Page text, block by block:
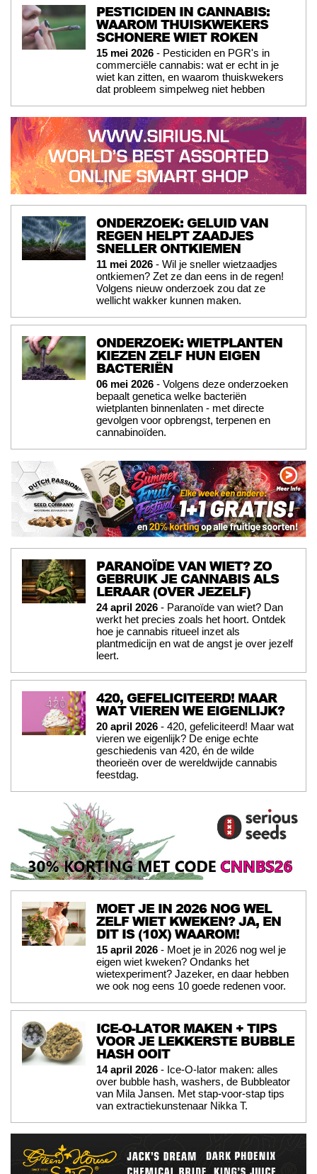
PESTICIDEN IN CANNABIS:
WAAROM THUISKWEKERS
SCHONERE WIET ROKEN
15 mei 2026 - Pesticiden en PGR's in
commerciële cannabis: wat er echt in je
wiet kan zitten, en waarom thuiskwekers
dat probleem simpelweg niet hebben
ONDERZOEK: GELUID VAN
REGEN HELPT ZAADJES
SNELLER ONTKIEMEN
11 mei 2026 - Wil je sneller wietzaadjes
ontkiemen? Zet ze dan eens in de regen!
Volgens nieuw onderzoek zou dat ze
wellicht wakker kunnen maken.
ONDERZOEK: WIETPLANTEN
KIEZEN ZELF HUN EIGEN
BACTERIËN
06 mei 2026 - Volgens deze onderzoeken
bepaalt genetica welke bacteriën
wietplanten binnenlaten - met directe
gevolgen voor opbrengst, terpenen en
cannabinoïden.
PARANOÏDE VAN WIET? ZO
GEBRUIK JE CANNABIS ALS
LERAAR (OVER JEZELF)
24 april 2026 - Paranoïde van wiet? Dan
werkt het precies zoals het hoort. Ontdek
hoe je cannabis ritueel inzet als
plantmedicijn en wat de angst je over jezelf
leert.
420, GEFELICITEERD! MAAR
WAT VIEREN WE EIGENLIJK?
20 april 2026 - 420, gefeliciteerd! Maar wat
vieren we eigenlijk? De enige echte
geschiedenis van 420, én de wilde
theorieën over de wereldwijde cannabis
feestdag.
MOET JE IN 2026 NOG WEL
ZELF WIET KWEKEN? JA, EN
DIT IS (10X) WAAROM!
15 april 2026 - Moet je in 2026 nog wel je
eigen wiet kweken? Ondanks het
wietexperiment? Jazeker, en daar hebben
we ook nog eens 10 goede redenen voor.
ICE-O-LATOR MAKEN + TIPS
VOOR JE LEKKERSTE BUBBLE
HASH OOIT
14 april 2026 - Ice-O-lator maken: alles
over bubble hash, washers, de Bubbleator
van Mila Jansen. Met stap-voor-stap tips
van extractiekunstenaar Nikka T.